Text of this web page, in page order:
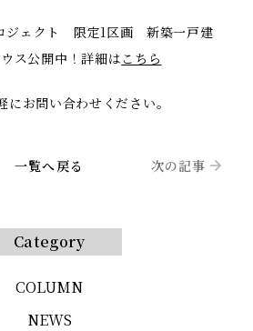
ジェクト 限定1区画 新築一戸建
ス公開中！詳細はこちら
にお問い合わせください。
一覧へ戻る 次の記事
Category
COLUMN
NEWS